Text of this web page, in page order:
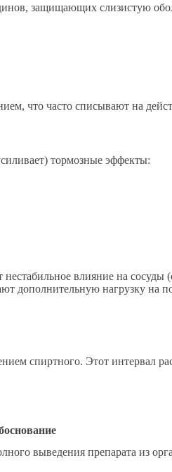
защищающих слизистую
что часто списывают на
тормозные эффекты:
нестабильное влияние на сосуды
дополнительную нагрузку на
спиртного. Этот интервал
выведения препарата из